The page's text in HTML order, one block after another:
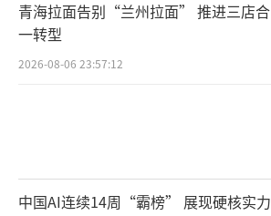
青海拉面告别“兰州拉面” 推进三店合
一转型
2026-08-06 23:57:12
中国AI连续14周“霸榜” 展现硬核实力